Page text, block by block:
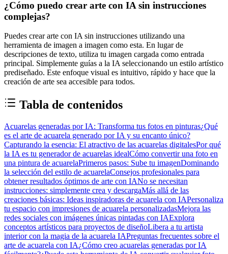
¿Cómo puedo crear arte con IA sin instrucciones
complejas?
Puedes crear arte con IA sin instrucciones utilizando una
herramienta de imagen a imagen como esta. En lugar de
descripciones de texto, utiliza tu imagen cargada como entrada
principal. Simplemente guías a la IA seleccionando un estilo artístico
prediseñado. Este enfoque visual es intuitivo, rápido y hace que la
creación de arte sea accesible para todos.
Tabla de contenidos
Acuarelas generadas por IA: Transforma tus fotos en pinturas¿Qué
es el arte de acuarela generado por IA y su encanto único?
Capturando la esencia: El atractivo de las acuarelas digitalesPor qué
la IA es tu generador de acuarelas idealCómo convertir una foto en
una pintura de acuarelaPrimeros pasos: Sube tu imagenDominando
la selección del estilo de acuarelaConsejos profesionales para
obtener resultados óptimos de arte con IANo se necesitan
instrucciones: simplemente crea y descargaMás allá de las
creaciones básicas: Ideas inspiradoras de acuarela con IAPersonaliza
tu espacio con impresiones de acuarela personalizadasMejora las
redes sociales con imágenes únicas pintadas con IAExplora
conceptos artísticos para proyectos de diseñoLibera a tu artista
interior con la magia de la acuarela IAPreguntas frecuentes sobre el
arte de acuarela con IA¿Cómo creo acuarelas generadas por IA